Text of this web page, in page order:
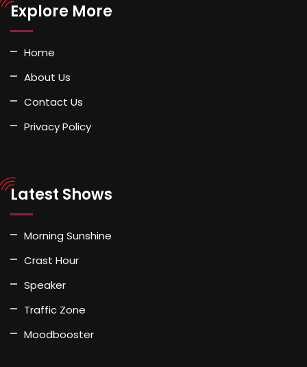
Explore More
Home
About Us
Contact Us
Privacy Policy
Latest Shows
Morning Sunshine
Crast Hour
Speaker
Traffic Zone
Moodbooster